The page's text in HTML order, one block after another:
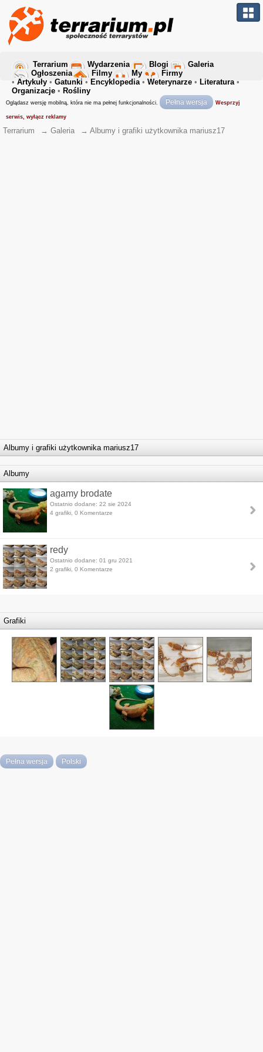
Terrarium Wydarzenia Blogi
Galeria
Ogłoszenia
Filmy My
Firmy
• Artykuły • Gatunki • Encyklopedia• Weterynarze • Literatura•
Organizacje • Rośliny
Oglądasz wersję mobilną, która nie ma pełnej funkcjonalności. Pełna wersja Wesprzyj
serwis, wyłącz reklamy
Terrarium → Galeria → Albumy i grafiki użytkownika mariusz17
Albumy i grafiki użytkownika mariusz17
Albumy
agamy brodate
Ostatnio dodane: 22 sie 2024
4 grafiki, 0 Komentarze
redy
Ostatnio dodane: 01 gru 2021
2 grafiki, 0 Komentarze
Grafiki
Pełna wersja Polski